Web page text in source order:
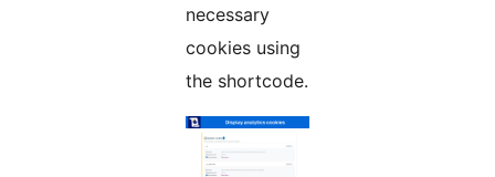
necessary
cookies using
the shortcode.